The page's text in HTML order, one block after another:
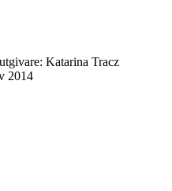
Katarina Tracz
2014